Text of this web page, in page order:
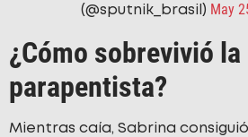
(@sputnik_brasil) May
¿Cómo sobrevivió la
parapentista?
Mientras caía, Sabrina